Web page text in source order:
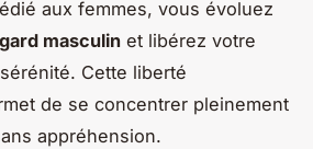
aux femmes, vous évoluez
masculin et libérez votre
Cette liberté
de se concentrer pleinement
appréhension.